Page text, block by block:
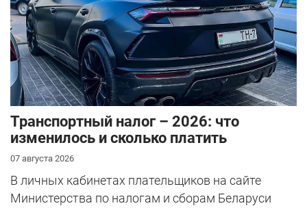
Транспортный налог – 2026: что
изменилось и сколько платить
07 августа 2026
В личных кабинетах плательщиков на сайте
Министерства по налогам и сборам Беларуси